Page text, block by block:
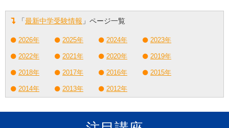
「最新中学受験情報 」ページ一覧
2026年 2025年 2024年 2023年
2022年 2021年 2020年 2019年
2018年 2017年 2016年 2015年
2014年 2013年 2012年